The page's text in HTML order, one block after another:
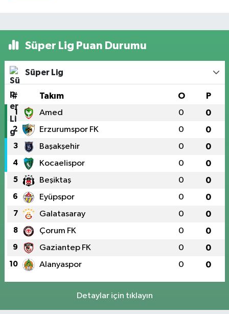
Süper Lig Puan Durumu
Süper Lig
# Takım O P
1 Amed 0 0
2 Erzurumspor FK 0 0
3 Başakşehir 0 0
4 Kocaelispor 0 0
5 Beşiktaş 0 0
6 Eyüpspor 0 0
7 Galatasaray 0 0
8 Çorum FK 0 0
9 Gaziantep FK 0 0
10 Alanyaspor 0 0
Detaylar için tıklayın